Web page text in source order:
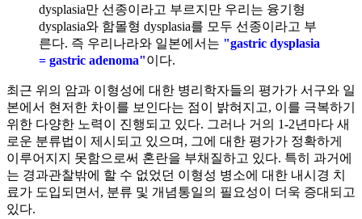
dysplasia만 선종이라고 부르지만 우리는 융기형
dysplasia와 함몰형 dysplasia를 모두 선종이라고 부
른다. 즉 우리나라와 일본에서는 "gastric dysplasia
= gastric adenoma"이다.
최근 위의 암과 이형성에 대한 병리학자들의 평가가 서구와 일
본에서 현저한 차이를 보인다는 점이 밝혀지고, 이를 극복하기
위한 다양한 노력이 진행되고 있다. 그러나 거의 1-2년마다 새
로운 분류법이 제시되고 있으며, 그에 대한 평가가 정확하게
이루어지지 못함으로써 혼란을 부채질하고 있다. 특히 과거에
는 경과관찰밖에 할 수 없었던 이형성 병소에 대한 내시경 치
료가 도입되면서, 분류 및 개념통일의 필요성이 더욱 증대되고
있다.